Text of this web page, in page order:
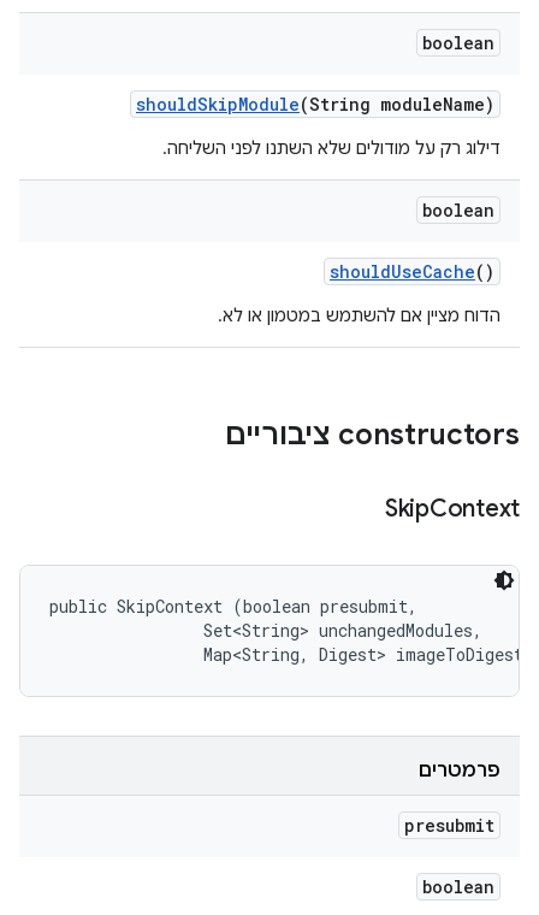
boolean
shouldSkipModule(String moduleName)
דילוג רק על מודולים שלא השתנו לפני השליחה.
boolean
shouldUseCache()
הדוח מציין אם להשתמש במטמון או לא.
‫constructors ציבוריים
SkipContext
public SkipContext (boolean presubmit,
                Set<String> unchangedModules,
                Map<String, Digest> imageToDigest)
פרמטרים
presubmit
boolean